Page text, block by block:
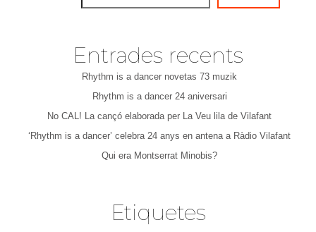
Entrades recents
Rhythm is a dancer novetas 73 muzik
Rhythm is a dancer 24 aniversari
No CAL! La cançó elaborada per La Veu lila de Vilafant
‘Rhythm is a dancer’ celebra 24 anys en antena a Ràdio Vilafant
Qui era Montserrat Minobis?
Etiquetes